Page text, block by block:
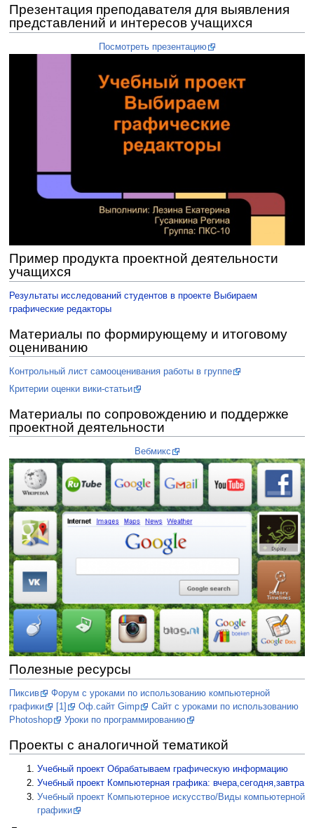
Презентация преподавателя для выявления
представлений и интересов учащихся
Посмотреть презентацию
Пример продукта проектной деятельности
учащихся
Результаты исследований студентов в проекте Выбираем
графические редакторы
Материалы по формирующему и итоговому
оцениванию
Контрольный лист самооценивания работы в группе
Критерии оценки вики-статьи
Материалы по сопровождению и поддержке
проектной деятельности
Вебмикс
Полезные ресурсы
Пиксив
Форум с уроками по использованию компьютерной
графики
[1] Оф.сайт Gimp
Сайт с уроками по использованию
Photoshop
Уроки по программированию
Проекты с аналогичной тематикой
Учебный проект Обрабатываем графическую информацию
Учебный проект Компьютерная графика: вчера,сегодня,завтра
Учебный проект Компьютерное искусство/Виды компьютерной
графики